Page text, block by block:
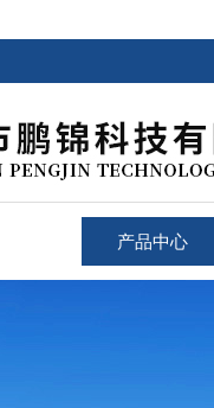
产品中心